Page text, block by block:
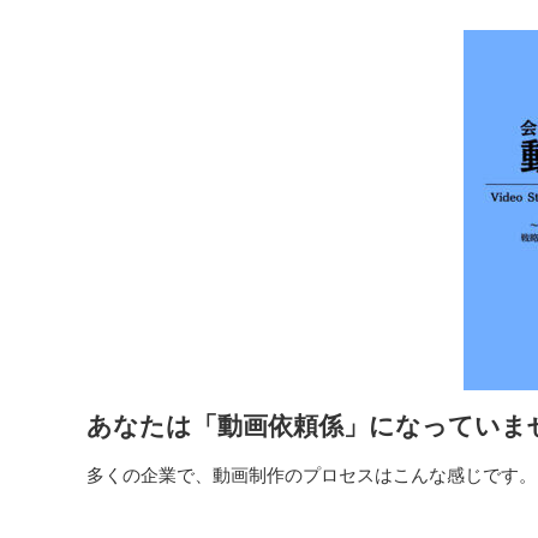
あなたは「動画依頼係」になっていま
多くの企業で、動画制作のプロセスはこんな感じです。